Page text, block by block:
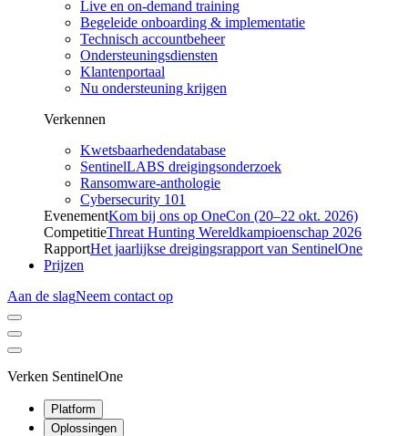
Live en on-demand training
Begeleide onboarding & implementatie
Technisch accountbeheer
Ondersteuningsdiensten
Klantenportaal
Nu ondersteuning krijgen
Verkennen
Kwetsbaarhedendatabase
SentinelLABS dreigingsonderzoek
Ransomware-anthologie
Cybersecurity 101
EvenementKom bij ons op OneCon (20–22 okt. 2026)
CompetitieThreat Hunting Wereldkampioenschap 2026
RapportHet jaarlijkse dreigingsrapport van SentinelOne
Prijzen
Aan de slagNeem contact op
Verken SentinelOne
Platform
Oplossingen